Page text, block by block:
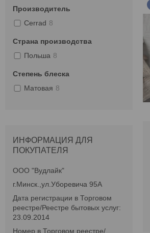
Производитель
Cerrad 8
Страна производства
Польша 8
Степень блеска
Матовая 8
ИНФОРМАЦИЯ ДЛЯ
ПОКУПАТЕЛЯ
ООО "Вудлайк"
г.Минск.,ул.Уборевича 95А
Дата регистрации в Торговом
реестре/Реестре бытовых услуг:
23.09.2014
Номер в Торговом реестре/